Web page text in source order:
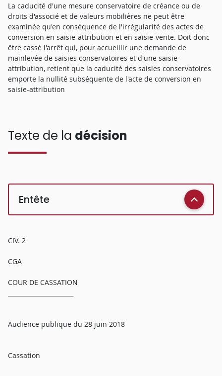
La caducité d'une mesure conservatoire de créance ou de
droits d'associé et de valeurs mobilières ne peut être
examinée qu'en conséquence de l'irrégularité des actes de
conversion en saisie-attribution et en saisie-vente. Doit donc
être cassé l'arrêt qui, pour accueillir une demande de
mainlevée de saisies conservatoires et d'une saisie-
attribution, retient que la caducité des saisies conservatoires
emporte la nullité subséquente de l'acte de conversion en
saisie-attribution
Texte de la décision
Entête
CIV. 2
CGA
COUR DE CASSATION
Audience publique du 28 juin 2018
Cassation